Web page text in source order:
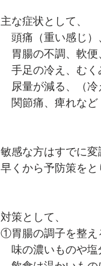
主な症状として、
頭痛（重い感じ）
胃腸の不調、軟便
手足の冷え、むく
尿量が減る、（冷
関節痛、痺れなど
敏感な方はすでに
早くから予防策をと
対策として、
①胃腸の調子を整え
味の濃いものや塩